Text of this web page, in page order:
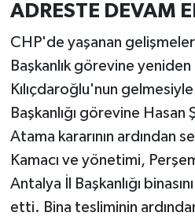
ADRESTE DEVAM
CHP'de yaşanan
Başkanlık görevine yeniden
Kılıçdaroğlu'nun
Başkanlığı görevine Hasan
Atama kararının ardından
Kamacı ve yönetimi,
Antalya İl Başkanlığı
etti. Bina tesliminin